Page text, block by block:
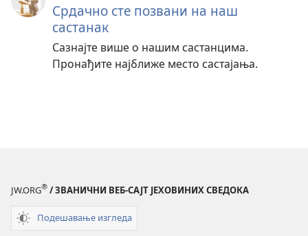
Срдачно сте позвани на наш
састанак
Сазнајте више о нашим састанцима.
Пронађите најближе место састајања.
JW.ORG® / ЗВАНИЧНИ ВЕБ-САЈТ ЈЕХОВИНИХ СВЕДОКА
Подешавање изгледа